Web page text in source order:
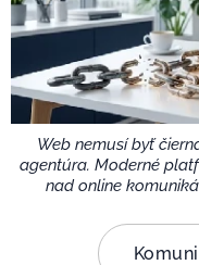
Web nemusí byť
agentúra. Moderné
nad online